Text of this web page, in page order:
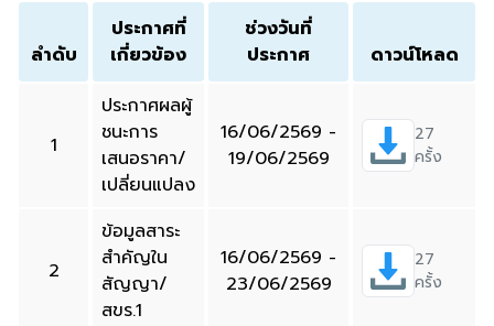
ลำดับ
ประกาศที่
เกี่ยวข้อง
ช่วงวันที่
ประกาศ
ดาวน์โหลด
1
ประกาศผลผู้
ชนะการ
เสนอราคา/
เปลี่ยนแปลง
16/06/2569 -
19/06/2569
27
ครั้ง
2
ข้อมูลสาระ
สำคัญใน
สัญญา/
สขร.1
16/06/2569 -
23/06/2569
27
ครั้ง